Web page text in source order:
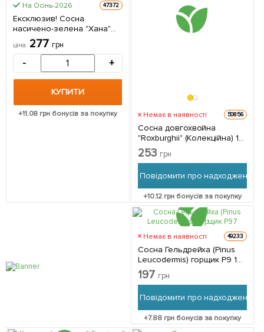
На Осінь-2026 47372
Ексклюзив! Сосна
насичено-зелена "Хана"
(Hanna) (преміальний,
зимостійкий, один з
найкрасивіших сортів,
горщик P9) 1 однорічний
саджанець в упаковці
ціна 277 грн
- +
КУПИТИ
+11.08 грн бонусів за покупку Немає в наявності 50856
Сосна довгохвойна
"Roxburghii" (Колекційна) 1
саджанець в упаковці 1
саджанець в упаковці
253 грн
Повідомити про надходження
+10.12 грн бонусів за покупку
Немає в наявності 49233
Сосна Гельдрейха (Pinus
Leucodermis) горщик P9 1
саджанець в упаковці
197 грн
Повідомити про надходження
+7.88грн бонусів за покупку